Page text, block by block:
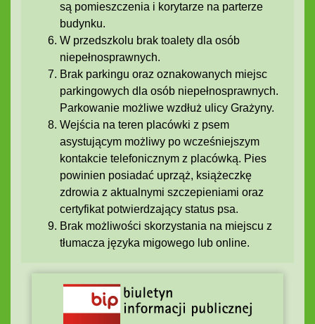
są pomieszczenia i korytarze na parterze
budynku.
W przedszkolu brak toalety dla osób
niepełnosprawnych.
Brak parkingu oraz oznakowanych miejsc
parkingowych dla osób niepełnosprawnych.
Parkowanie możliwe wzdłuż ulicy Grażyny.
Wejścia na teren placówki z psem
asystującym możliwy po wcześniejszym
kontakcie telefonicznym z placówką. Pies
powinien posiadać uprząż, książeczkę
zdrowia z aktualnymi szczepieniami oraz
certyfikat potwierdzający status psa.
Brak możliwości skorzystania na miejscu z
tłumacza języka migowego lub online.